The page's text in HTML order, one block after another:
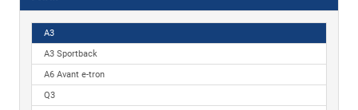
A3
A3 Sportback
A6 Avant e-tron
Q3